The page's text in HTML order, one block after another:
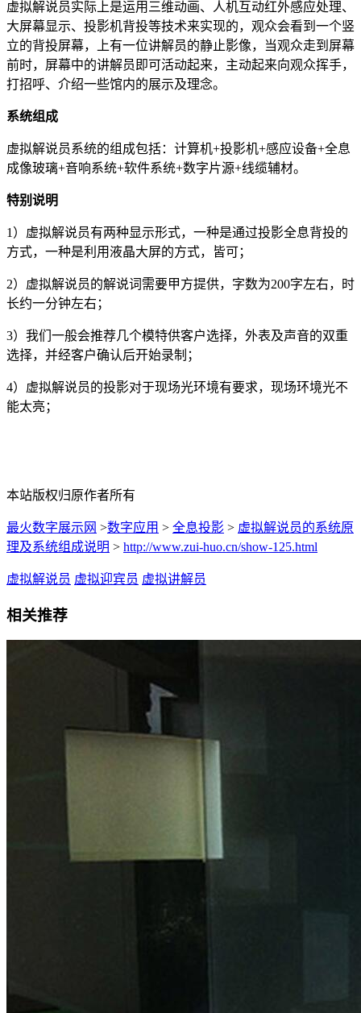
虚拟解说员实际上是运用三维动画、人机互动红外感应处理、
大屏幕显示、投影机背投等技术来实现的，观众会看到一个竖
立的背投屏幕，上有一位讲解员的静止影像，当观众走到屏幕
前时，屏幕中的讲解员即可活动起来，主动起来向观众挥手，
打招呼、介绍一些馆内的展示及理念。
系统组成
虚拟解说员系统的组成包括：计算机+投影机+感应设备+全息
成像玻璃+音响系统+软件系统+数字片源+线缆辅材。
特别说明
1）虚拟解说员有两种显示形式，一种是通过投影全息背投的
方式，一种是利用液晶大屏的方式，皆可；
2）虚拟解说员的解说词需要甲方提供，字数为200字左右，时
长约一分钟左右；
3）我们一般会推荐几个模特供客户选择，外表及声音的双重
选择，并经客户确认后开始录制；
4）虚拟解说员的投影对于现场光环境有要求，现场环境光不
能太亮；
本站版权归原作者所有
最火数字展示网 >数字应用 > 全息投影 > 虚拟解说员的系统原
理及系统组成说明 > http://www.zui-huo.cn/show-125.html
虚拟解说员 虚拟迎宾员 虚拟讲解员
相关推荐